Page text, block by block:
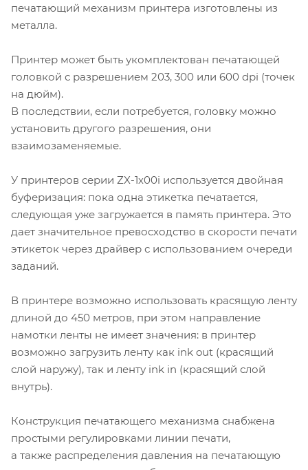
печатающий механизм принтера изготовлены из
металла.
Принтер может быть укомплектован печатающей
головкой с разрешением 203, 300 или 600 dpi (точек
на дюйм).
В последствии, если потребуется, головку можно
установить другого разрешения, они
взаимозаменяемые.
У принтеров серии ZX-1х00i используется двойная
буферизация: пока одна этикетка печатается,
следующая уже загружается в память принтера. Это
дает значительное превосходство в скорости печати
этикеток через драйвер с использованием очереди
заданий.
В принтере возможно использовать красящую ленту
длиной до 450 метров, при этом направление
намотки ленты не имеет значения: в принтер
возможно загрузить ленту как ink out (красящий
слой наружу), так и ленту ink in (красящий слой
внутрь).
Конструкция печатающего механизма снабжена
простыми регулировками линии печати,
а также распределения давления на печатающую